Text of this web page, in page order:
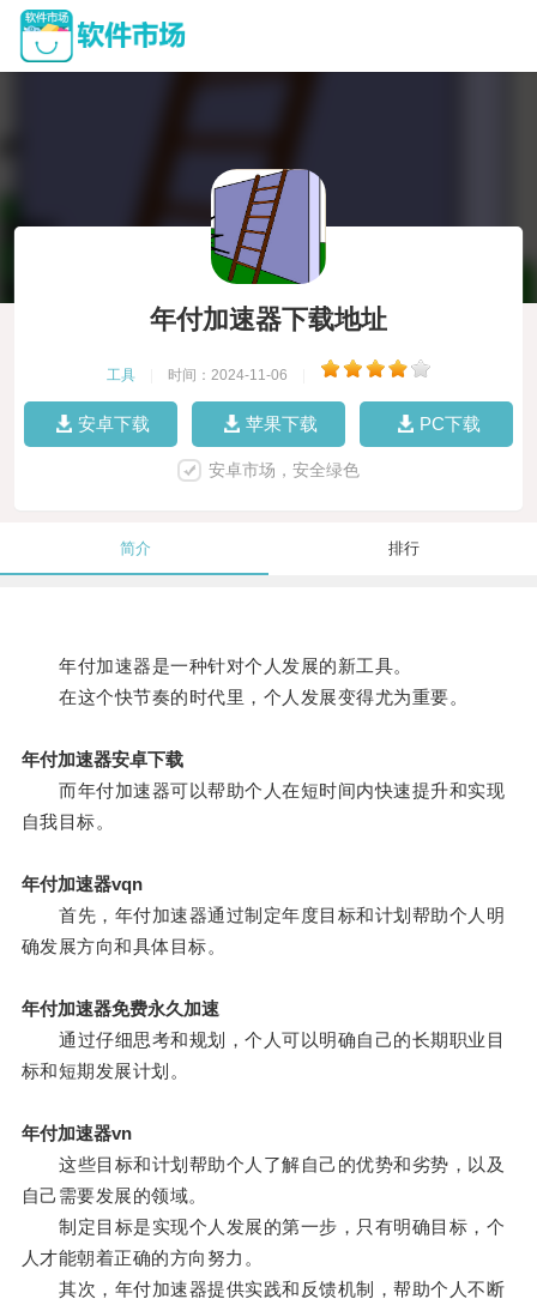
年付加速器下载地址
工具 时间：2024-11-06
安卓下载 苹果下载 PC下载
安卓市场，安全绿色
简介 排行
年付加速器是一种针对个人发展的新工具。
在这个快节奏的时代里，个人发展变得尤为重要。
年付加速器安卓下载
而年付加速器可以帮助个人在短时间内快速提升和实现
自我目标。
年付加速器vqn
首先，年付加速器通过制定年度目标和计划帮助个人明
确发展方向和具体目标。
年付加速器免费永久加速
通过仔细思考和规划，个人可以明确自己的长期职业目
标和短期发展计划。
年付加速器vn
这些目标和计划帮助个人了解自己的优势和劣势，以及
自己需要发展的领域。
制定目标是实现个人发展的第一步，只有明确目标，个
人才能朝着正确的方向努力。
其次，年付加速器提供实践和反馈机制，帮助个人不断